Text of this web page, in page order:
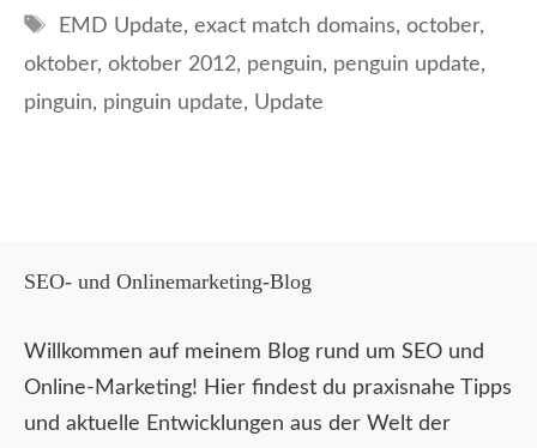
Schlagwörter
EMD Update, exact match domains, october,
oktober, oktober 2012, penguin, penguin update,
pinguin, pinguin update, Update
SEO- und Onlinemarketing-Blog
Willkommen auf meinem Blog rund um SEO und
Online-Marketing! Hier findest du praxisnahe Tipps
und aktuelle Entwicklungen aus der Welt der